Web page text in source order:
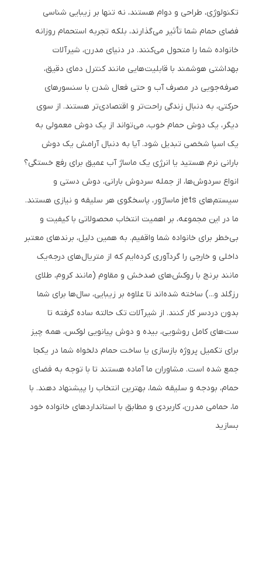
تکنولوژی، طراحی و دوام هستند، نه تنها بر زیبایی شناسی
فضای حمام شما تأثیر می‌گذارند، بلکه تجربه استحمام روزانه
خانواده شما را متحول می‌کنند. در دنیای مدرن، شیرآلات
بهداشتی هوشمند با قابلیت‌هایی مانند کنترل دمای دقیق،
صرفه‌جویی در مصرف آب و حتی فعال شدن با سنسورهای
حرکتی، به دنبال زندگی راحت‌تر و اقتصادی‌تر هستند. از سوی
دیگر، یک دوش حمام خوب، می‌تواند از یک دوش معمولی به
یک اسپا شخصی تبدیل شود. آیا به دنبال آرامش یک دوش
بارانی نرم هستید یا انرژی یک ماساژ آب عمیق برای رفع خستگی؟
انواع سردوش‌ها، از جمله سردوش بارانی، دوش دستی و
سیستم‌های jets ماساژور، پاسخگوی هر سلیقه و نیازی هستند.
ما در این مجموعه، بر اهمیت انتخاب محصولاتی با کیفیت و
بی‌خطر برای خانواده شما واقفیم. به همین دلیل، برندهای معتبر
داخلی و خارجی را گردآوری کرده‌ایم که از متریال‌های درجه‌یک
مانند برنج با روکش‌های ضدخش و مقاوم (مانند کروم، طلای
رزگلد و...) ساخته شده‌اند تا علاوه بر زیبایی، سال‌ها برای شما
بدون دردسر کار کنند. از شیرآلات تک حالته ساده گرفته تا
ست‌های کامل روشویی، بیده و دوش پیانویی لوکس، همه چیز
برای تکمیل پروژه بازسازی یا ساخت حمام دلخواه شما در یکجا
جمع شده است. مشاوران ما آماده هستند تا با توجه به فضای
حمام، بودجه و سلیقه شما، بهترین انتخاب را پیشنهاد دهند. با
ما، حمامی مدرن، کاربردی و مطابق با استانداردهای خانواده خود
بسازید